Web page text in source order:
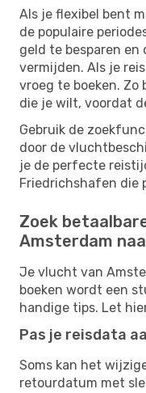
Als je flexibel bent
de populaire
geld te besparen
vermijden. Als je
vroeg te boeken.
die je wilt, voordat
Gebruik de
door de
je de perfecte
Friedrichshafen die
Zoek
Amsterdam
Je vlucht van
boeken wordt een
handige tips. Let
Pas je reisdata
Soms kan het
retourdatum met